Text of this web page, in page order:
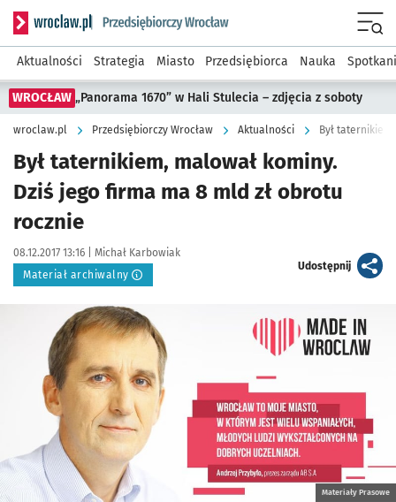
Serwis informacyjny wroclaw.pl podserwis: Strategia
Aktualności Strategia Miasto Przedsiębiorca Nauka
WROCŁAW „Panorama 1670” w Hali Stulecia – zdjęcia z soboty
wroclaw.pl Przedsiębiorczy Wrocław Aktualności Był
Był taternikiem, malował kominy.
Dziś jego firma ma 8 mld zł obrotu
rocznie
Data publikacji:
08.12.2017 13:16 | Autor:
Michał Karbowiak
Materiał archiwalny
Udostępnijartykuł
Kliknij, aby powiększyć
Materiały Prasowe